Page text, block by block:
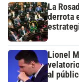
La
derrota
Lionel
al